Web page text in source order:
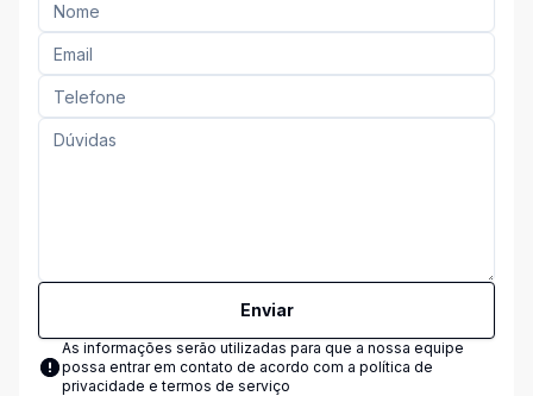
Enviar
As informações serão utilizadas para que a nossa equipe
possa entrar em contato de acordo com a política de
privacidade e termos de serviço